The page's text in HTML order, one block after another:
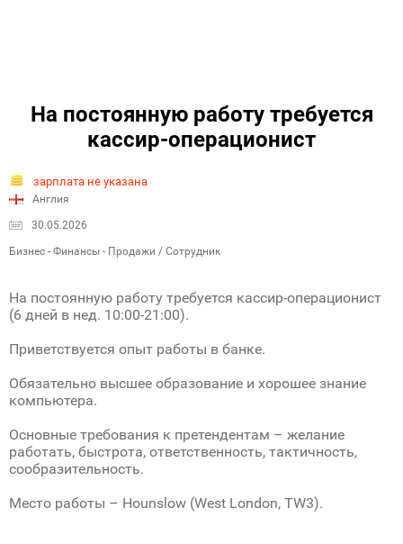
На постоянную работу требуется
кассир-операционист
зарплата не указана
Англия
30.05.2026
Бизнес - Финансы - Продажи / Сотрудник
На постоянную работу требуется кассир-операционист
(6 дней в нед. 10:00-21:00).
Приветствуется опыт работы в банке.
Обязательно высшее образование и хорошее знание
компьютера.
Основные требования к претендентам – желание
работать, быстрота, ответственность, тактичность,
сообразительность.
Место работы – Hounslow (West London, TW3).